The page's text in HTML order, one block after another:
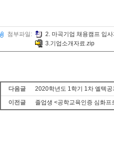
첨부파일:
2. 마곡기업 채용캠프 입
3.기업소개자료.zip
다음글
2020학년도 1학기 1차 엘텍공
이전글
졸업생 <공학교육인증 심화프